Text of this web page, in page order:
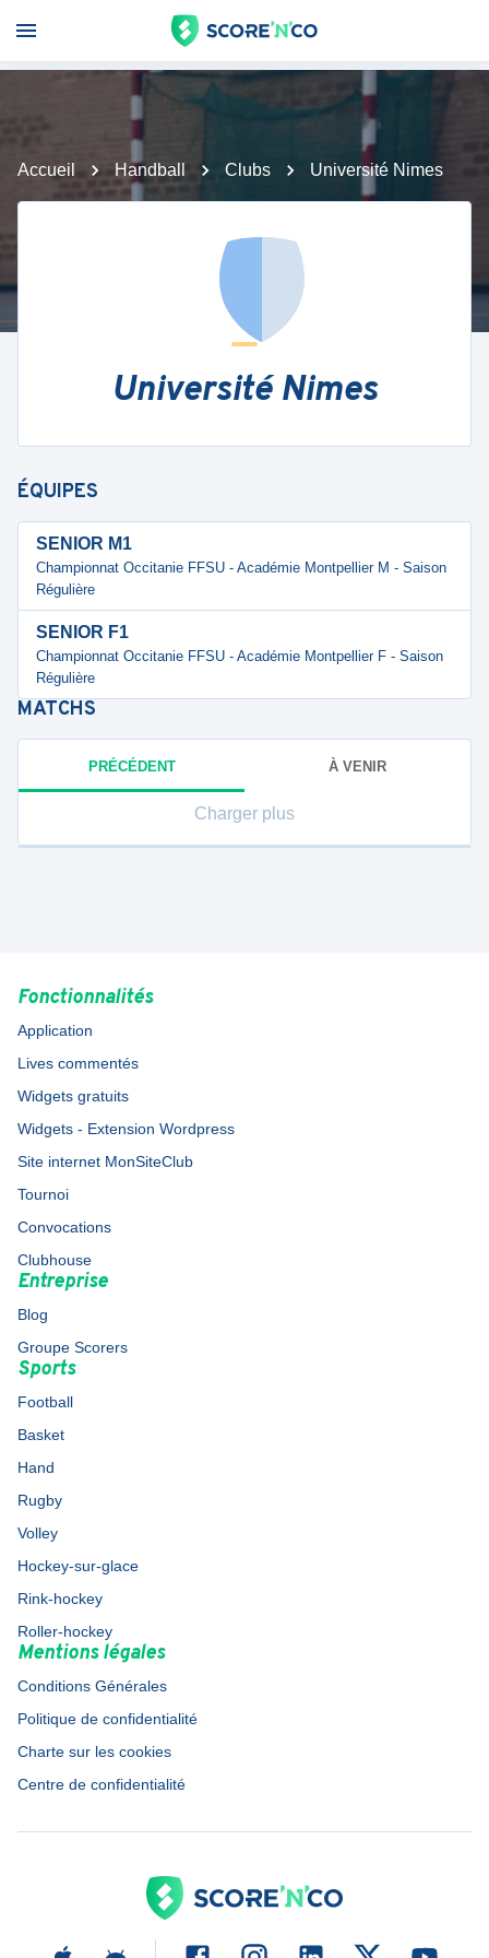
Accueil Handball Clubs Université Nimes
Université Nimes
ÉQUIPES
SENIOR M1
Championnat Occitanie FFSU - Académie Montpellier M - Saison
Régulière
SENIOR F1
Championnat Occitanie FFSU - Académie Montpellier F - Saison
Régulière
MATCHS
PRÉCÉDENT À VENIR
Charger plus
Fonctionnalités
Application
Lives commentés
Widgets gratuits
Widgets - Extension Wordpress
Site internet MonSiteClub
Tournoi
Convocations
Clubhouse
Entreprise
Blog
Groupe Scorers
Sports
Football
Basket
Hand
Rugby
Volley
Hockey-sur-glace
Rink-hockey
Roller-hockey
Mentions légales
Conditions Générales
Politique de confidentialité
Charte sur les cookies
Centre de confidentialité